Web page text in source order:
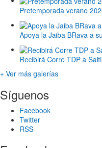
Pretemporada verano
Apoya la Jaiba BRava a
Recibirá Corre TDP a
+ Ver más galerías
Síguenos
Facebook
Twitter
RSS